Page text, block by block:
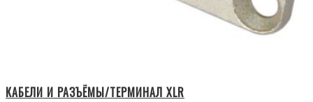
КАБЕЛИ И РАЗЪЁМЫ/ТЕРМИНАЛ XLR